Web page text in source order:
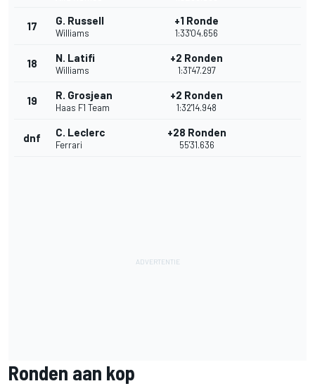
17 G. Russell
Williams
+1 Ronde
1:33'04.656
18 N. Latifi
Williams
+2 Ronden
1:31'47.297
19 R. Grosjean
Haas F1 Team
+2 Ronden
1:32'14.948
dnf C. Leclerc
Ferrari
+28 Ronden
55'31.636
Ronden aan kop